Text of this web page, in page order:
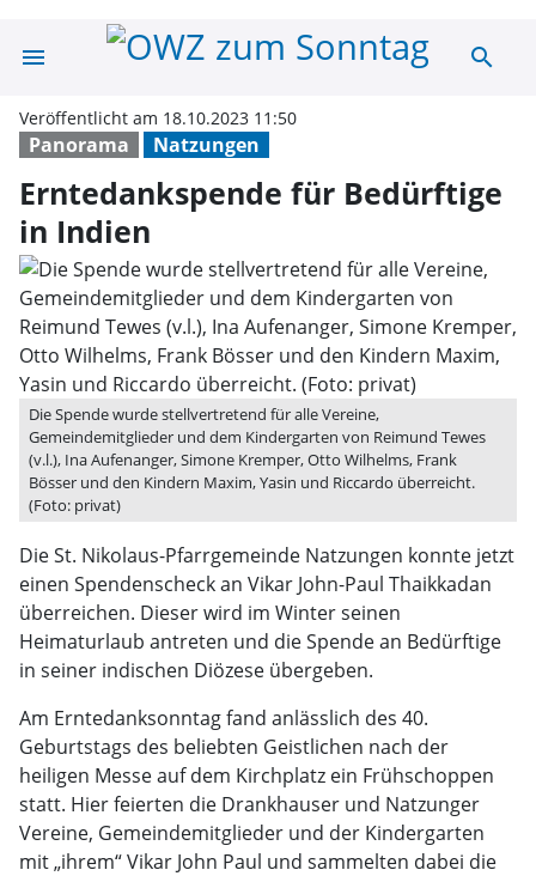
menu search
Panorama Natzungen
Veröffentlicht am 18.10.2023 11:50
Erntedankspende für Bedürftige
in Indien
Die Spende wurde stellvertretend für alle Vereine,
Gemeindemitglieder und dem Kindergarten von Reimund Tewes
(v.l.), Ina Aufenanger, Simone Kremper, Otto Wilhelms, Frank
Bösser und den Kindern Maxim, Yasin und Riccardo überreicht.
(Foto: privat)
Die St. Nikolaus-Pfarrgemeinde Natzungen konnte jetzt
einen Spendenscheck an Vikar John-Paul Thaikkadan
überreichen. Dieser wird im Winter seinen
Heimaturlaub antreten und die Spende an Bedürftige
in seiner indischen Diözese übergeben.
Am Erntedanksonntag fand anlässlich des 40.
Geburtstags des beliebten Geistlichen nach der
heiligen Messe auf dem Kirchplatz ein Frühschoppen
statt. Hier feierten die Drankhauser und Natzunger
Vereine, Gemeindemitglieder und der Kindergarten
mit „ihrem“ Vikar John Paul und sammelten dabei die